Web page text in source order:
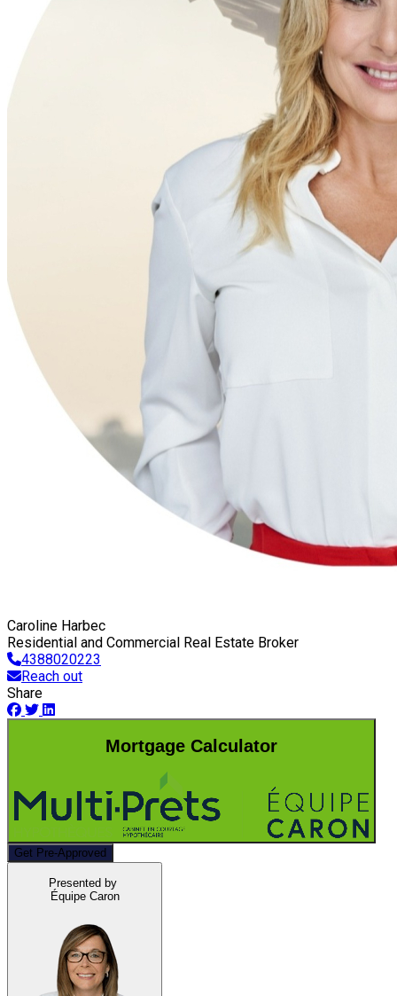
Caroline Harbec
Residential and Commercial Real Estate Broker
4388020223
Reach out
Share
Mortgage Calculator
Get Pre-Approved
Presented by
Équipe Caron